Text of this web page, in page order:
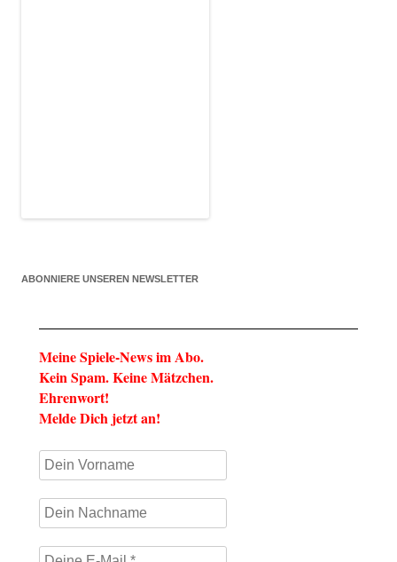
ABONNIERE UNSEREN NEWSLETTER
Meine Spiele-News im Abo.
Kein Spam. Keine Mätzchen.
Ehrenwort!
Melde Dich jetzt an!